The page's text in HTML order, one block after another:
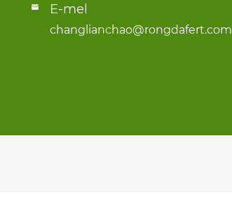
 E-mel
changlianchao@rongdafert.com